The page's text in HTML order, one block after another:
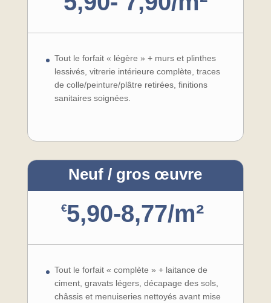
Tout le forfait « légère » + murs et plinthes
lessivés, vitrerie intérieure complète, traces
de colle/peinture/plâtre retirées, finitions
sanitaires soignées.
Neuf / gros œuvre
€5,90-8,77/m²
Tout le forfait « complète » + laitance de
ciment, gravats légers, décapage des sols,
châssis et menuiseries nettoyés avant mise